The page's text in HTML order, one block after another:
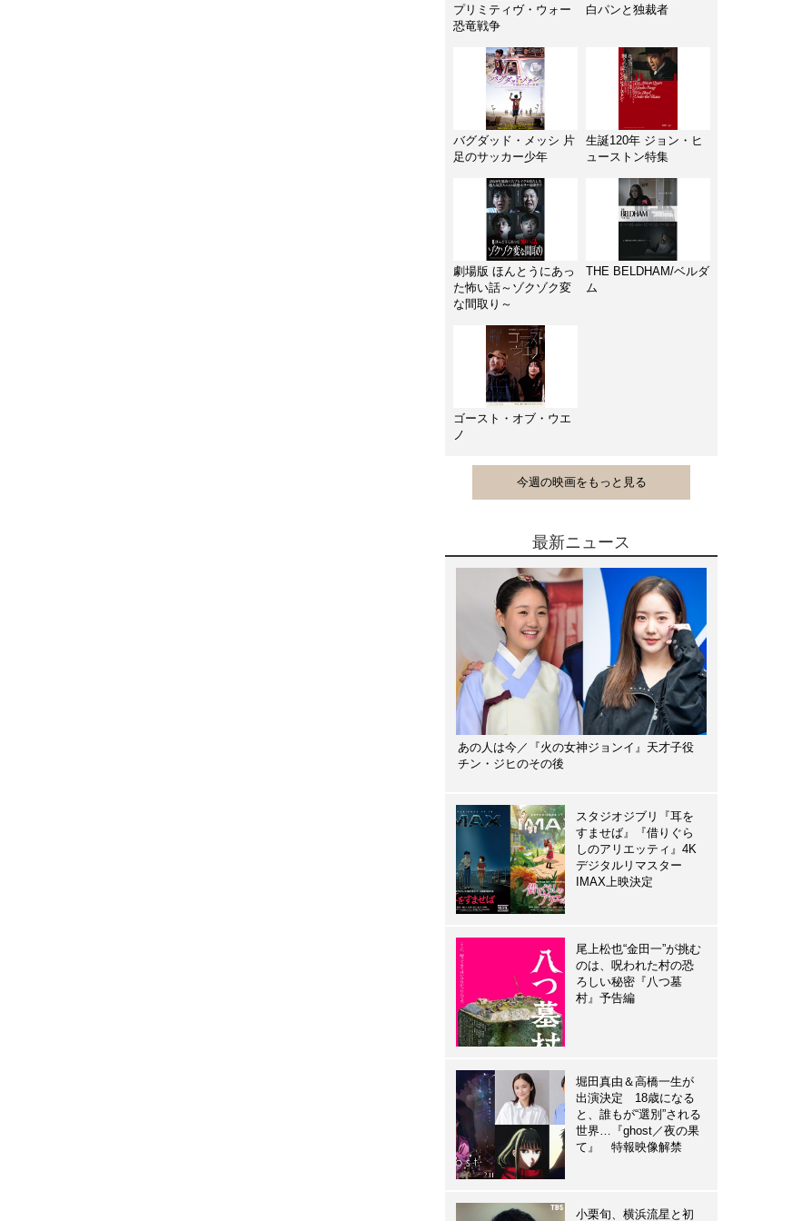
プリミティヴ・ウォー
恐竜戦争
白パンと独裁者
バグダッド・メッシ 片
足のサッカー少年
生誕120年 ジョン・ヒ
ューストン特集
劇場版 ほんとうにあっ
た怖い話～ゾクゾク変
な間取り～
THE BELDHAM/ベルダ
ム
ゴースト・オブ・ウエ
ノ
今週の映画をもっと見る
最新ニュース
あの人は今／『火の女神ジョンイ』天才子役
チン・ジヒのその後
スタジオジブリ『耳を
すませば』『借りぐら
しのアリエッティ』4K
デジタルリマスター
IMAX上映決定
尾上松也“金田一”が挑む
のは、呪われた村の恐
ろしい秘密『八つ墓
村』予告編
堀田真由＆高橋一生が
出演決定 18歳になる
と、誰もが“選別”される
世界…『ghost／夜の果
て』 特報映像解禁
小栗旬、横浜流星と初